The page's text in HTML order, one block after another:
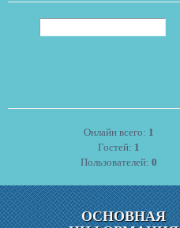
Онлайн всего: 1
Гостей: 1
Пользователей: 0
ОСНОВНАЯ